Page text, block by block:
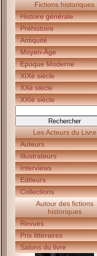
Fictions historiques
Histoire générale
Préhistoire
Antiquité
Moyen-Âge
Epoque Moderne
XIXè siècle
XXè siècle
XXIè siècle
Les Acteurs du Livre
Auteurs
Illustrateurs
Interviews
Editeurs
Collections
Autour des fictions
historiques
Revues
Prix littéraires
Salons du livre